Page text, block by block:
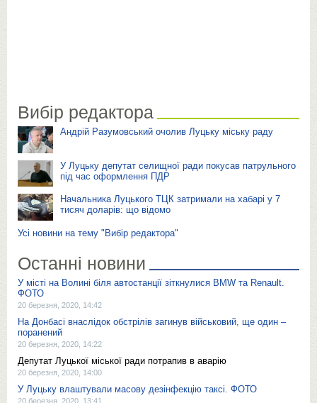
Вибір редактора
Андрій Разумовський очолив Луцьку міську раду
У Луцьку депутат селищної ради покусав патрульного
під час оформлення ПДР
Начальника Луцького ТЦК затримали на хабарі у 7
тисяч доларів: що відомо
Усі новини на тему "Вибір редактора"
Останні новини
У місті на Волині біля автостанції зіткнулися BMW та Renault.
ФОТО
20 березня, 2020, 14:42
На Донбасі внаслідок обстрілів загинув військовий, ще один –
поранений
20 березня, 2020, 14:22
Депутат Луцької міської ради потрапив в аварію
20 березня, 2020, 14:00
У Луцьку влаштували масову дезінфекцію таксі. ФОТО
20 березня, 2020, 13:41